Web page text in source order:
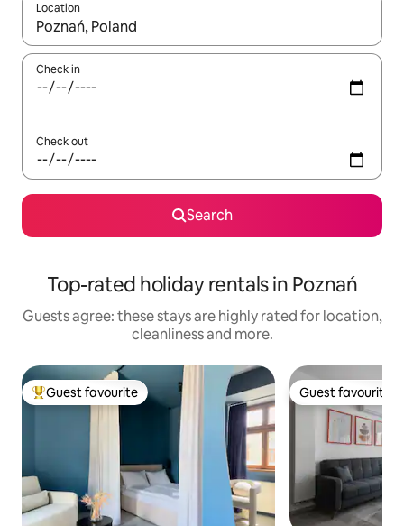
Location
When results are available, navigate with the up and down
Check in
Check out
Search
Top-rated holiday rentals in Poznań
Guests agree: these stays are highly rated for location,
cleanliness and more.
Top guest favourite
Guest favourite Guest favourite
Guest favourite